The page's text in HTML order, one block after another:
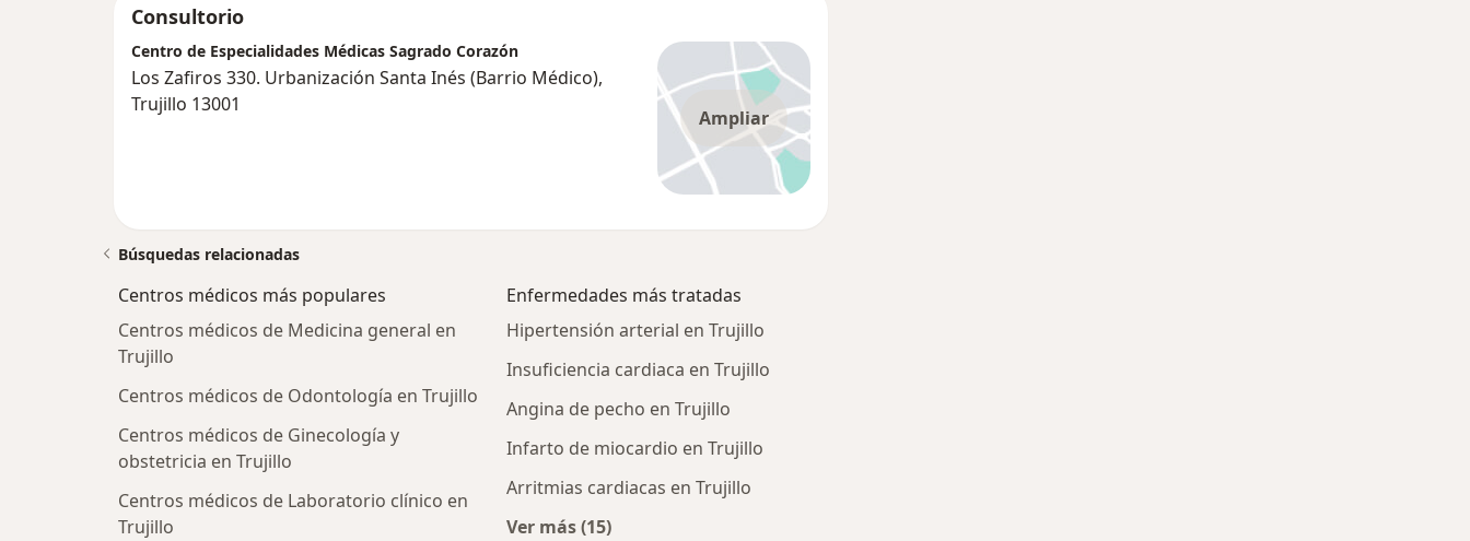
Consultorio
Ampliar
Centro de Especialidades Médicas Sagrado Corazón
Los Zafiros 330. Urbanización Santa Inés (Barrio Médico),
Trujillo 13001
Búsquedas relacionadas
Centros médicos más populares
Centros médicos de Medicina general en
Trujillo
Centros médicos de Odontología en Trujillo
Centros médicos de Ginecología y
obstetricia en Trujillo
Centros médicos de Laboratorio clínico en
Trujillo
Enfermedades más tratadas
Hipertensión arterial en Trujillo
Insuficiencia cardiaca en Trujillo
Angina de pecho en Trujillo
Infarto de miocardio en Trujillo
Arritmias cardiacas en Trujillo
Ver más (15)